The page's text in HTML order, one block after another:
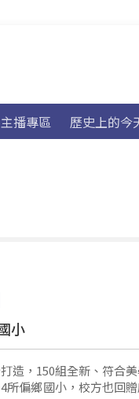
主播專區 歷史上的今
小
造，150組全新、符合
所偏鄉國小，校方也回